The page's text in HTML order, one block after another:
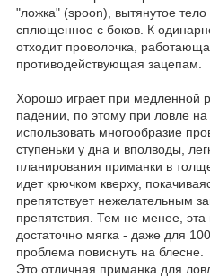
"ложка" (spoon), вытянутое
сплющенное с боков. К
отходит проволочка,
противодействующая зацепам.
Хорошо играет при медленной
падении, по этому при ловле
использовать многообразие
ступеньки у дна и вполводы,
планирования приманки в
идет крючком кверху,
препятствует нежелательным
препятствия. Тем не менее,
достаточно мягка - даже для
проблема повиснуть на блесне.
Это отличная приманка для